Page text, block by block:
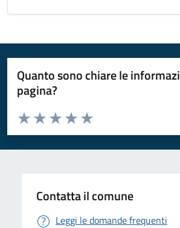
Quanto sono chiare le
pagina?
Valuta da 1 a 5 stelle la pagina
Valuta 5 stelle su 5
Valuta 4 stelle su 5
Valuta 3 stelle su 5
Valuta 2 stelle su 5
Valuta 1 stelle su 5
Contatta il comune
Leggi le domande frequenti